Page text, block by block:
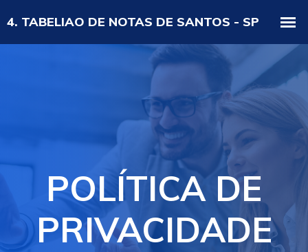
POLÍTICA DE
PRIVACIDADE